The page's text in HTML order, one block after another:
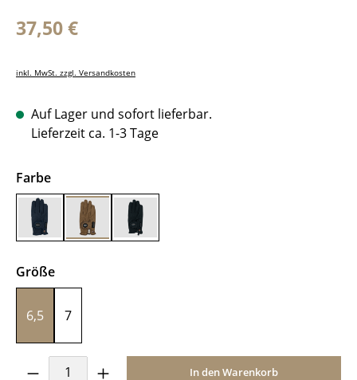
Regulärer Preis:
37,50 €
inkl. MwSt. zzgl. Versandkosten
Auf Lager und sofort lieferbar.
Lieferzeit ca. 1-3 Tage
Farbeauswählen
Marine CaramelSchwarz
Größeauswählen
6,5 7
Produkt Anzahl: Gib den gewünschten
In den Warenkorb